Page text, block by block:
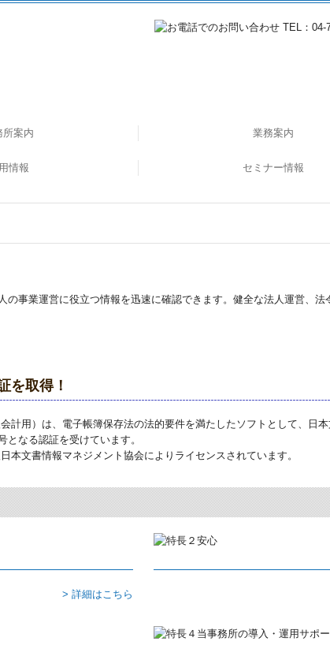
所案内 業務案内
税務・会計
相続・事業承継
企業のDX化支援
医療関係の皆様へ
社会福祉法人の皆様へ
公益法人の皆様へ
情報
タビュー
る森下会計
要項
ォーム
セミナー情報
過去のセミナー
事業運営に役立つ情報を迅速に確認できます。健全な法人運営、法
を取得！
計用）は、電子帳簿保存法の法的要件を満たしたソフトとして、日
となる認証を受けています。
本文書情報マネジメント協会によりライセンスされています。
> 詳細はこちら